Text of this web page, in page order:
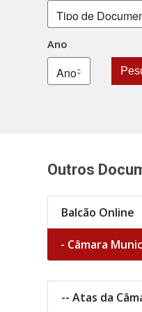
Ano
Outros
Balcão Online
- Câmara
-- Atas da